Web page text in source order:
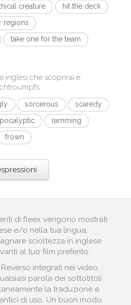
creature
hit the deck
regions
take one for the team
inglesi che scoprirai e
:
sorcerous
scaredy
ramming
frown
di fleex vengono mostrati
e/o nella tua lingua,
scioltezza in inglese
al tuo film preferito.
integrati nei video,
parola dei sottotitoli
la traduzione e
di uso. Un buon modo